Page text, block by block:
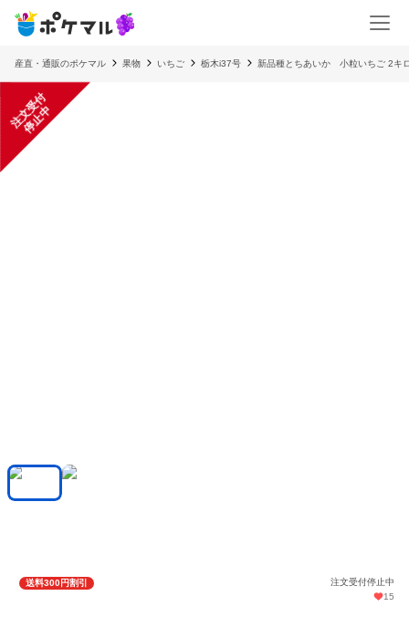
産直・通販のポケマル 果物 いちご 栃木i37号 新品種とちあいか 小粒いちご 2キ
注
文
受
付
停
止
中
送料300円割引
注文受付停止中
15